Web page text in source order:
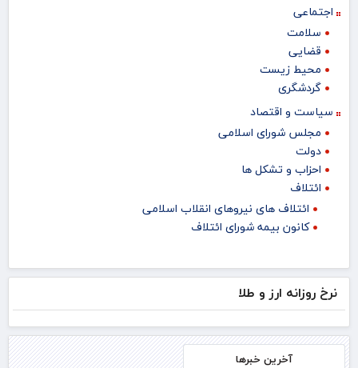
اجتماعی
سلامت
قضایی
محیط زیست
گردشگری
سیاست و اقتصاد
مجلس شورای اسلامی
دولت
احزاب و تشکل ها
ائتلاف
ائتلاف های نیروهای انقلاب اسلامی
کانون بیمه شورای ائتلاف
نرخ روزانه ارز و طلا
آخرین خبرها